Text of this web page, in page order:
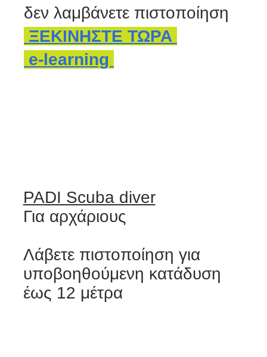
δεν λαμβάνετε πιστοποίηση
ΞΕΚΙΝΗΣΤΕ ΤΩΡΑ
e-learning
PADI Scuba diver
Για αρχάριους
Λάβετε πιστοποίηση για
υποβοηθούμενη κατάδυση
έως 12 μέτρα